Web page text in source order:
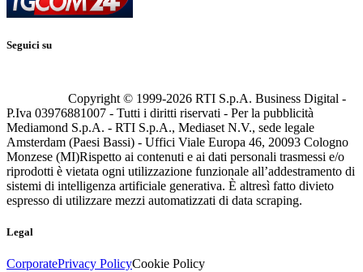
Seguici su
Copyright © 1999-2026 RTI S.p.A. Business Digital -
P.Iva 03976881007 - Tutti i diritti riservati - Per la pubblicità
Mediamond S.p.A. - RTI S.p.A., Mediaset N.V., sede legale
Amsterdam (Paesi Bassi) - Uffici Viale Europa 46, 20093 Cologno
Monzese (MI)Rispetto ai contenuti e ai dati personali trasmessi e/o
riprodotti è vietata ogni utilizzazione funzionale all’addestramento di
sistemi di intelligenza artificiale generativa. È altresì fatto divieto
espresso di utilizzare mezzi automatizzati di data scraping.
Legal
CorporatePrivacy PolicyCookie Policy